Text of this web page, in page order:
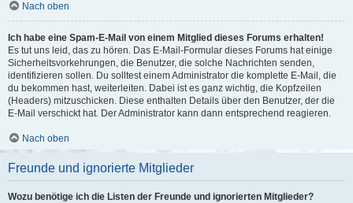
Nach oben
Ich habe eine Spam-E-Mail von einem Mitglied dieses Forums erhalten!
Es tut uns leid, das zu hören. Das E-Mail-Formular dieses Forums hat einige
Sicherheitsvorkehrungen, die Benutzer, die solche Nachrichten senden,
identifizieren sollen. Du solltest einem Administrator die komplette E-Mail, die
du bekommen hast, weiterleiten. Dabei ist es ganz wichtig, die Kopfzeilen
(Headers) mitzuschicken. Diese enthalten Details über den Benutzer, der die
E-Mail verschickt hat. Der Administrator kann dann entsprechend reagieren.
Nach oben
Freunde und ignorierte Mitglieder
Wozu benötige ich die Listen der Freunde und ignorierten Mitglieder?